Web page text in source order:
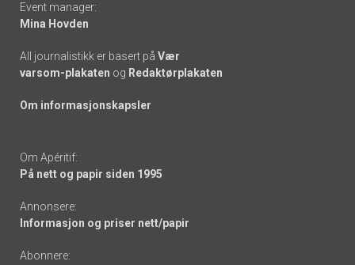
Event manager:
Mina Hovden
All journalistikk er basert på Vær
varsom-plakaten og Redaktørplakaten
Om informasjonskapsler
Om Apéritif:
På nett og papir siden 1995
Annonsere:
Informasjon og priser nett/papir
Abonnere: